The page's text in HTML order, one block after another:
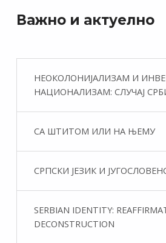
Важно и актуелно
НЕОКОЛОНИЈАЛИЗАМ И
НАЦИОНАЛИЗАМ: СЛУЧАЈ
СА ШТИТОМ ИЛИ НА ЊЕМУ
СРПСКИ ЈЕЗИК И
SERBIAN IDENTITY:
DECONSTRUCTION